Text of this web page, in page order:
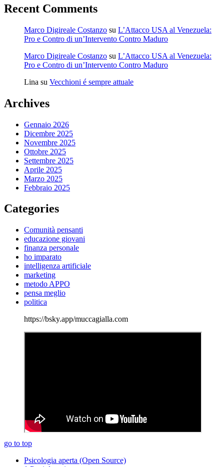
Recent Comments
Marco Digireale Costanzo su L’Attacco USA al Venezuela:
Pro e Contro di un’Intervento Contro Maduro
Marco Digireale Costanzo su L’Attacco USA al Venezuela:
Pro e Contro di un’Intervento Contro Maduro
Lina su Vecchioni é sempre attuale
Archives
Gennaio 2026
Dicembre 2025
Novembre 2025
Ottobre 2025
Settembre 2025
Aprile 2025
Marzo 2025
Febbraio 2025
Categories
Comunità pensanti
educazione giovani
finanza personale
ho imparato
intelligenza artificiale
marketing
metodo APPO
pensa meglio
politica
https://bsky.app/muccagialla.com
go to top
Psicologia aperta (Open Source)